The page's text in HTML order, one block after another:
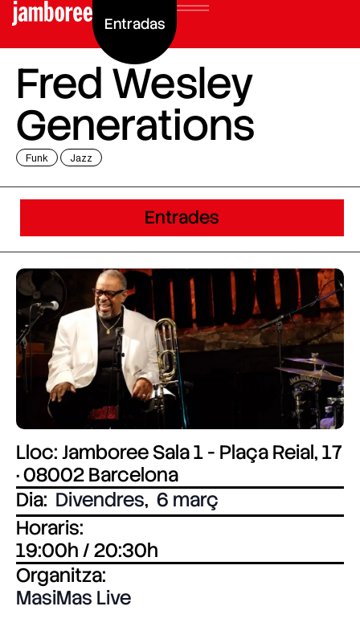
Entradas
Fred Wesley
Generations
Funk Jazz
Entrades
Lloc: Jamboree Sala 1 - Plaça Reial, 17
· 08002 Barcelona
Dia: Divendres, 6 març
Horaris:
19:00h / 20:30h
Organitza:
MasiMas Live